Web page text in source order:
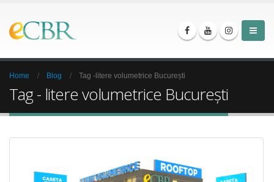
Home Blog Tag -litere volumetrice București
Tag - litere volumetrice București